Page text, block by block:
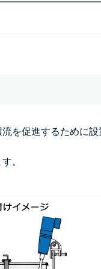
を促進するために
。